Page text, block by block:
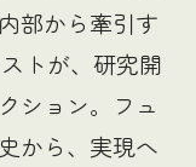
部から牽引す
トが、研究開
ション。フュ
から、実現へ